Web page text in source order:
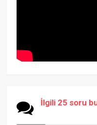
İlgili 25 soru